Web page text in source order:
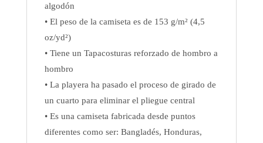
algodón
• El peso de la camiseta es de 153 g/m² (4,5
oz/yd²)
• Tiene un Tapacosturas reforzado de hombro a
hombro
• La playera ha pasado el proceso de girado de
un cuarto para eliminar el pliegue central
• Es una camiseta fabricada desde puntos
diferentes como ser: Bangladés, Honduras,